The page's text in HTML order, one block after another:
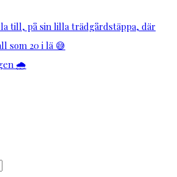
till, på sin lilla trädgårdstäppa, där
som 20 i lä 😅
🌧️